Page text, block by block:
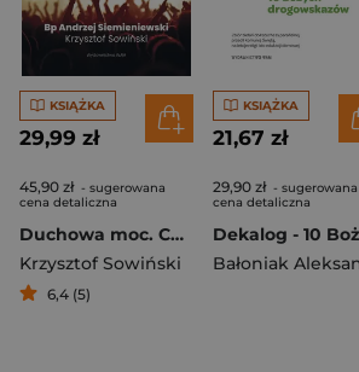
KSIĄŻKA
29,99 zł
45,90 zł - sugerowana
cena detaliczna
Duchowa moc. Charyzmaty, które zmieniają życie Kościoła
Krzysztof Sowiński
6,4 (5)
KSIĄŻKA
21,67 zł
29,90 zł - sugerowana
cena detaliczna